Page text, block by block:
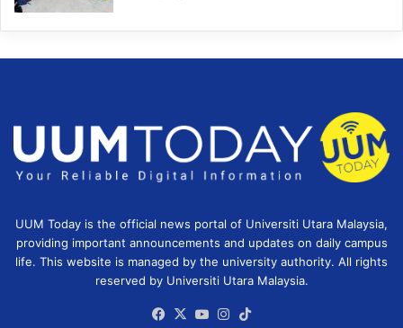
UUM Today is the official news portal of Universiti Utara Malaysia,
providing important announcements and updates on daily campus
life. This website is managed by the university authority. All rights
reserved by Universiti Utara Malaysia.
Facebook
X YouTubeInstagram